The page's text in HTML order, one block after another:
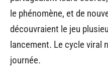
le phénomène, et de
découvraient le jeu
lancement. Le cycle viral
journée.